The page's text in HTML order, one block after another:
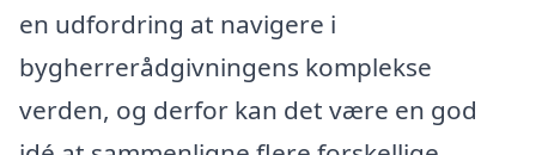
en udfordring at navigere i
bygherrerådgivningens komplekse
verden, og derfor kan det være en god